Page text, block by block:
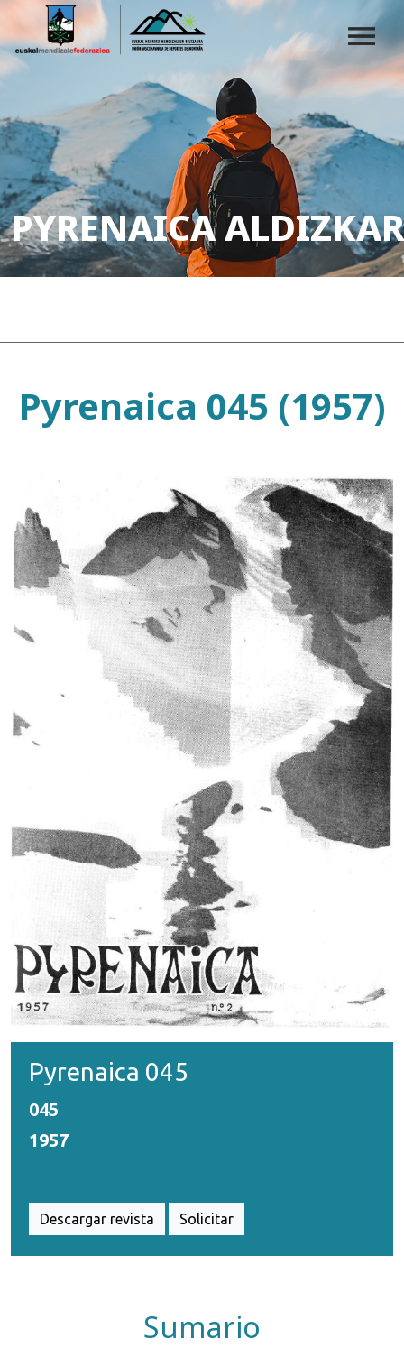
PYRENAICA
Pyrenaica 045 (1957)
Pyrenaica 045
045
1957
Descargar revista Solicitar
Sumario